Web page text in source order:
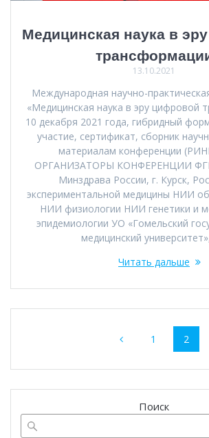
Медицинская наука в
13.10.2021
Международная научно-
«Медицинская наука в эру цифровой
10 декабря 2021 года, гибридный
участие, сертификат, сборник
материалам конференции
ОРГАНИЗАТОРЫ КОНФЕРЕНЦИИ
Минздрава России, г. Курск,
экспериментальной медицины НИИ
НИИ физиологии НИИ генетики и
эпидемиологии УО «Гомельский
медицинский
Читать дальше
записям
Страница
1 2
Поиск